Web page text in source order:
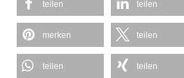
teilen teilen
merken teilen
teilen teilen